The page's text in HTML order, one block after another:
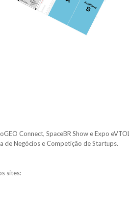
Connect, SpaceBR Show e Expo eVTOL
de Negócios e Competição de Startups.
sites: